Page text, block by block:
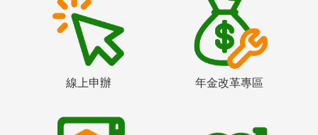
線上申辦 年金改革專區